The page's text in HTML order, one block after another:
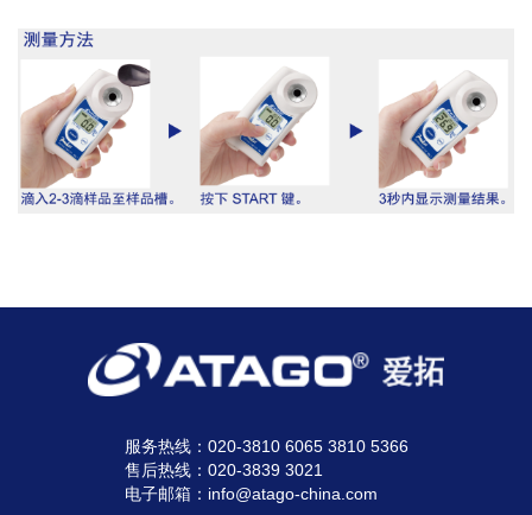
服务热线：020-3810 6065 3810 5366
售后热线：020-3839 3021
电子邮箱：info@atago-china.com